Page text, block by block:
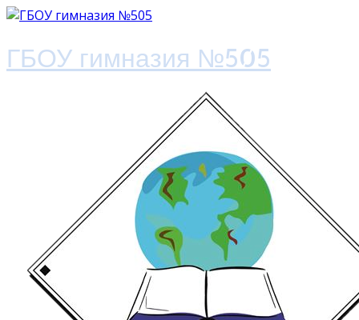
ГБОУ гимназия №505